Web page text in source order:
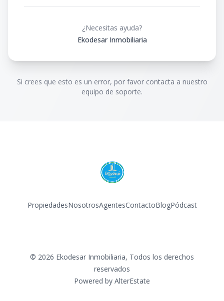
¿Necesitas ayuda?
Ekodesar Inmobiliaria
Si crees que esto es un error, por favor contacta a nuestro
equipo de soporte.
PropiedadesNosotrosAgentesContactoBlogPódcast
© 2026 Ekodesar Inmobiliaria, Todos los derechos
reservados
Powered by AlterEstate